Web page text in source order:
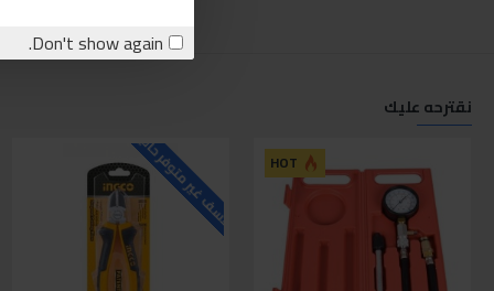
Don't show again.
نقترحه عليك
HOT للاسف غير متوفر حاليا